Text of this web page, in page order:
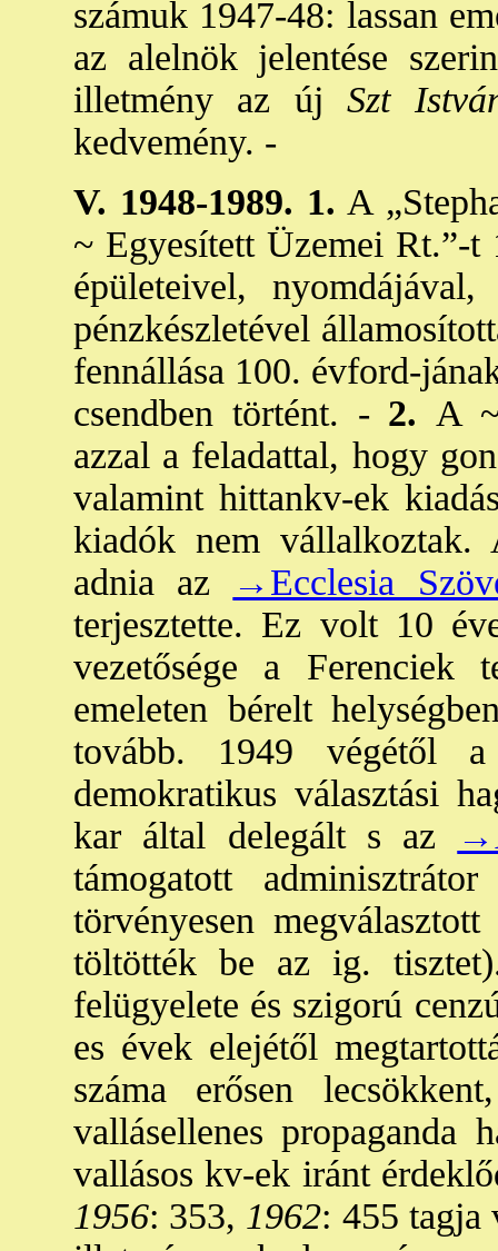
számuk 1947-48: lassan
az alelnök jelentése
illetmény az új Szt
kedvemény. -
V. 1948-1989. 1. A
~ Egyesített Üzemei Rt.”-
épületeivel,
pénzkészletével
fennállása 100. évford-
csendben történt. - 2. A
azzal a feladattal, hogy
valamint hittankv-ek
kiadók nem
adnia az
→Ecclesia
terjesztette. Ez volt 10
vezetősége a Ferenciek
emeleten bérelt
tovább. 1949 végétől
demokratikus választási
kar által delegált s az
támogatott
törvényesen
töltötték be az ig.
felügyelete és szigorú
es évek elejétől
száma erősen
vallásellenes propaganda
vallásos kv-ek iránt
1956: 353, 1962: 455 tagja